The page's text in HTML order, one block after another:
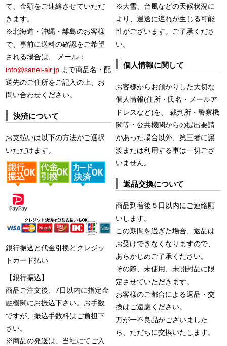
て、金額をご連絡させていただ
きます。
※北海道・沖縄・離島のお客様
で、事前に送料の確認をご希望
される場合は、 メール：
info@sanei-air.jp まで商品名・配
送先のご住所をご記入の上、お
問い合わせください。
決済について
お支払いは以下の方法がご選択
いただけます。
銀行振込と代金引換とクレジッ
トカード払い
【銀行振込】
商品ご注文後、7日以内に指定金
融機関にお振込下さい。お手数
ですが、振込手数料はご負担下
さい。
※商品の発送は、当社にてご入
※大雪、台風などの天候状況に
より、運送に遅れが生じる可能
性がございます。ご了承くださ
い。
個人情報に関して
お客様からお預かりした大切な
個人情報(住所・氏名・メールア
ドレスなど)を、 裁判所・警察機
関等・公共機関からの提出要請
があった場合以外、第三者に譲
渡または利用する事は一切ござ
いません。
返品交換について
商品到着後５日以内にご連絡願
いします。
この期間を過ぎた場合、返品は
お受けできなくなりますので、
あらかじめご了承ください。
その際、未使用、未開封品に限
定させていただきます。
お客様のご都合による返品・交
換はご遠慮ください。
万が一不良品がございました
ら、ただちに交換いたします。